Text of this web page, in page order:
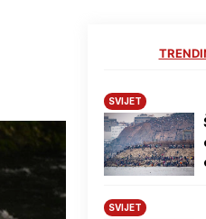
SVIJET
SVIJET